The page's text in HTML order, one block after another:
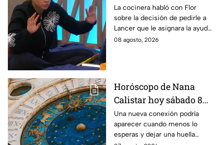
Ramahá en la pasada
gala de salvación de
MasterChef 24/7
La cocinera habló con Flor
sobre la decisión de pedirle a
Lancer que le asignara la ayuda
de Ramahá y no la de Daniela
08 agosto, 2026
Horóscopo de Nana
Calistar hoy sábado 8
de agosto del 2026 para
cada signo; una
conexión inesperada
Una nueva conexión podría
aparecer cuando menos lo
esperas y dejar una huella